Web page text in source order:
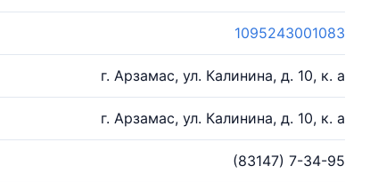
1095243001083
г. Арзамас, ул. Калинина, д. 10, к. а
г. Арзамас, ул. Калинина, д. 10, к. а
(83147) 7-34-95